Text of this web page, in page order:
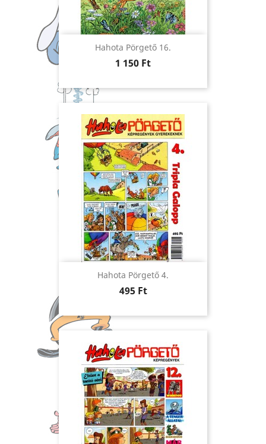
Hahota Pörgető 16.
Ár
1 150 Ft
Hahota Pörgető 4.
Ár
495 Ft